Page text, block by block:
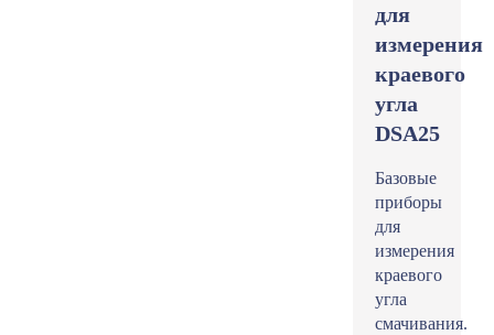
для
измерения
краевого
угла
DSA25
Базовые
приборы
для
измерения
краевого
угла
смачивания.